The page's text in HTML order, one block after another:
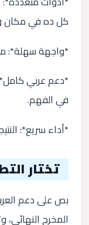
كل ده في مكان
*واجهة سهلة*:
*دعم عربي
في الفهم.
*أداء سريع*:
تختار
بص على دعم
المخرج النهائي،